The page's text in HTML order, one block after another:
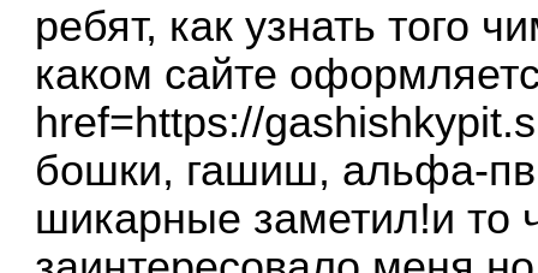
ребят, как узнать того
каком сайте
href=https://
бошки, гашиш, альфа-
шикарные заметил!и то